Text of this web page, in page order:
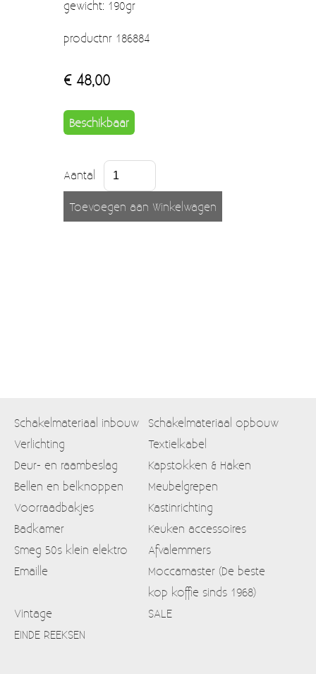
Moccamaster (De beste kop koffie sinds 1968)
Vintage
EINDE REEKSEN
gewicht: 190gr
productnr 186884
€ 48,00
Beschikbaar
Aantal
Schakelmateriaal inbouw
Schakelmateriaal opbouw
Verlichting
Textielkabel
Deur- en raambeslag
Kapstokken & Haken
Bellen en belknoppen
Meubelgrepen
Voorraadbakjes
Kastinrichting
Badkamer
Keuken accessoires
Smeg 50s klein elektro
Afvalemmers
Emaille
Moccamaster (De beste
kop koffie sinds 1968)
Vintage
SALE
EINDE REEKSEN